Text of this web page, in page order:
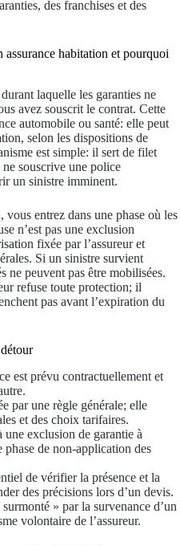
des franchises et des
assurance habitation et pourquoi
laquelle les garanties ne
avez souscrit le contrat. Cette
automobile ou santé: elle peut
selon les dispositions de
est simple: il sert de filet
souscrive une police
un sinistre imminent.
entrez dans une phase où les
n’est pas une exclusion
fixée par l’assureur et
Si un sinistre survient
ne peuvent pas être mobilisées.
refuse toute protection; il
pas avant l’expiration du
est prévu contractuellement et
par une règle générale; elle
et des choix tarifaires.
une exclusion de garantie à
phase de non-application des
de vérifier la présence et la
des précisions lors d’un devis.
» par la survenance d’un
volontaire de l’assureur.